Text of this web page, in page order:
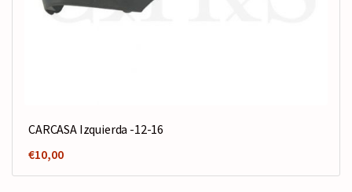
CARCASA Izquierda -12-16
€10,00